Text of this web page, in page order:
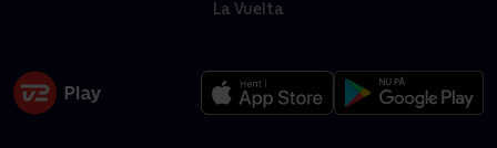
La Vuelta